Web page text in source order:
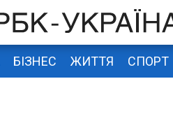
БІЗНЕС ЖИТТЯ СПОРТ